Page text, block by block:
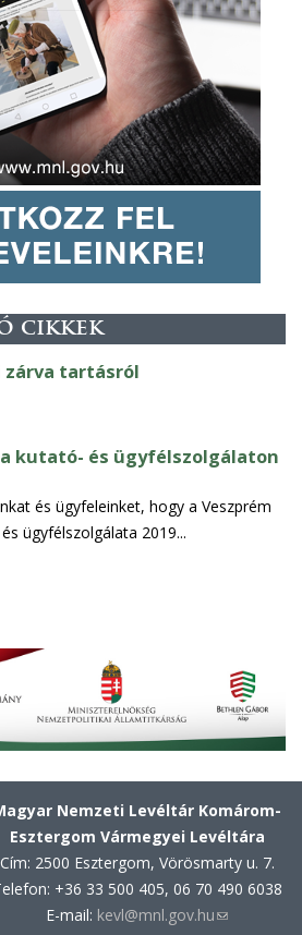
cikkek
tartásról
kutató- és ügyfélszolgálaton
és ügyfeleinket, hogy a Veszprém
ügyfélszolgálata 2019...
Nemzeti Levéltár Komárom-
Esztergom Vármegyei Levéltára
Cím: 2500 Esztergom, Vörösmarty u. 7.
+36 33 500 405, 06 70 490 6038
E-mail: kevl@mnl.gov.hu(link